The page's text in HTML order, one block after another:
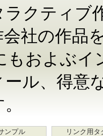
クティブ
社の作品
もおよぶ
ル、得意
ンプル リンク用タ